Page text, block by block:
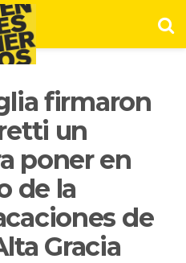
firmaron
un
poner en
de la
de
Gracia